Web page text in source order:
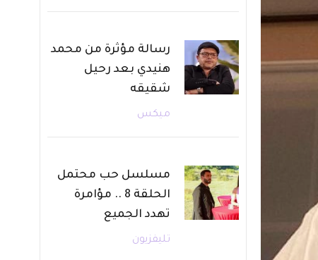
رسالة مؤثرة من محمد
هنيدي بعد رحيل
شقيقه
ميكس
مسلسل حب محتمل
الحلقة 8 .. مؤامرة
تهدد الجميع
تليفزيون